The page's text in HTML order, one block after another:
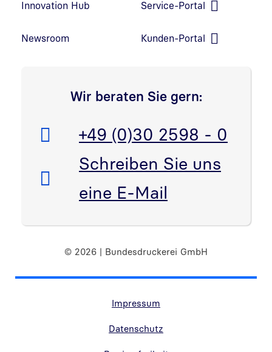
Innovation Hub
Newsroom
Service-Portal
Kunden-Portal
Wir beraten Sie gern:
Telefon:
+49 (0)30 2598 - 0
E-Mail:
Schreiben Sie uns
eine E-Mail
© 2026 | Bundesdruckerei GmbH
Impressum
Datenschutz